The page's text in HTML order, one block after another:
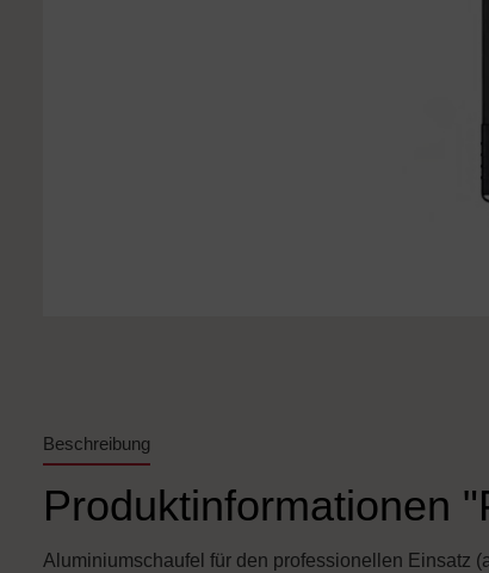
Beschreibung
Produktinformationen
Aluminiumschaufel für den professionellen Einsatz